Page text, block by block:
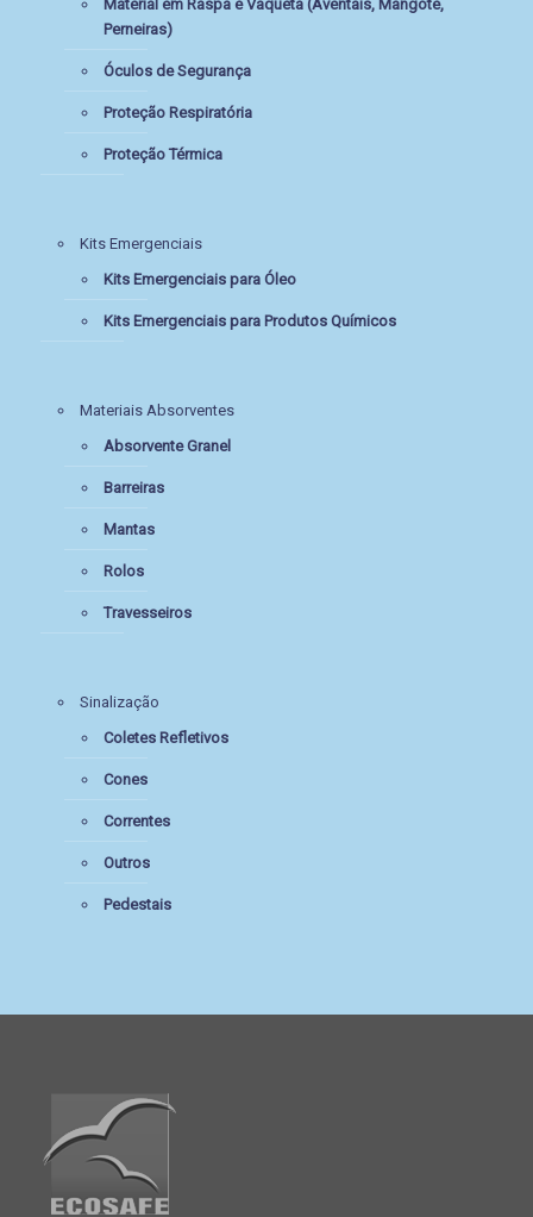
Material em Raspa e Vaqueta (Aventais, Mangote,
Perneiras)
Óculos de Segurança
Proteção Respiratória
Proteção Térmica
Kits Emergenciais
Kits Emergenciais para Óleo
Kits Emergenciais para Produtos Químicos
Materiais Absorventes
Absorvente Granel
Barreiras
Mantas
Rolos
Travesseiros
Sinalização
Coletes Refletivos
Cones
Correntes
Outros
Pedestais